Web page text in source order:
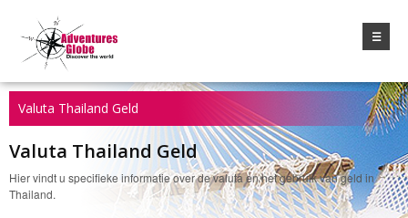
☰
Valuta Thailand Geld
Valuta Thailand Geld
Hier vindt u specifieke informatie over de valuta en het gebruik van geld in
Thailand.